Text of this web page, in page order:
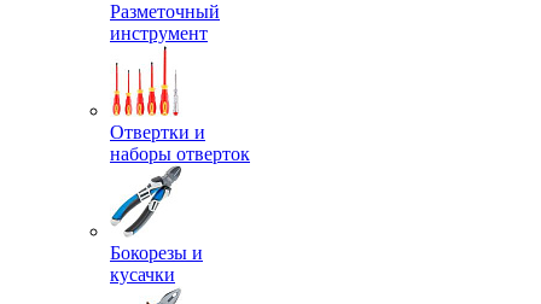
Разметочный
инструмент
Отвертки и
наборы отверток
Бокорезы и
кусачки